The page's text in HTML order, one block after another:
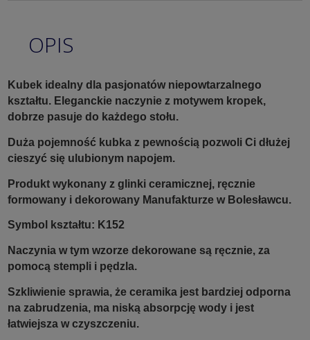
OPIS
Kubek idealny dla pasjonatów niepowtarzalnego
kształtu. Eleganckie naczynie z motywem kropek,
dobrze pasuje do każdego stołu.
Duża pojemność kubka z pewnością pozwoli Ci dłużej
cieszyć się ulubionym napojem.
Produkt wykonany z glinki ceramicznej, ręcznie
formowany i dekorowany Manufakturze w Bolesławcu.
Symbol kształtu: K152
Naczynia w tym wzorze dekorowane są ręcznie, za
pomocą stempli i pędzla.
Szkliwienie sprawia, że ceramika jest bardziej odporna
na zabrudzenia, ma niską absorpcję wody i jest
łatwiejsza w czyszczeniu.